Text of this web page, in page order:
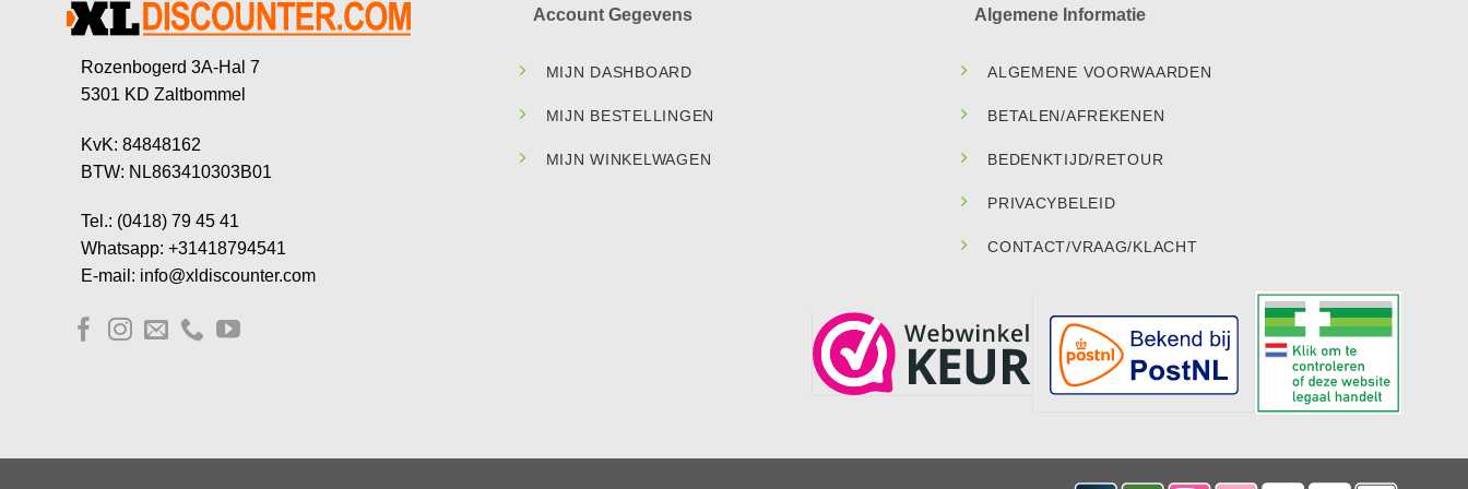
Rozenbogerd 3A-Hal 7
5301 KD Zaltbommel
KvK: 84848162
BTW: NL863410303B01
Tel.: (0418) 79 45 41
Whatsapp: +31418794541
E-mail: info@xldiscounter.com
Account Gegevens
MIJN DASHBOARD
MIJN BESTELLINGEN
MIJN WINKELWAGEN
Algemene Informatie
ALGEMENE VOORWAARDEN
BETALEN/AFREKENEN
BEDENKTIJD/RETOUR
PRIVACYBELEID
CONTACT/VRAAG/KLACHT